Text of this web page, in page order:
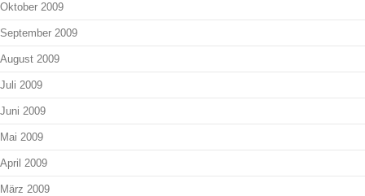
Oktober 2009
September 2009
August 2009
Juli 2009
Juni 2009
Mai 2009
April 2009
März 2009